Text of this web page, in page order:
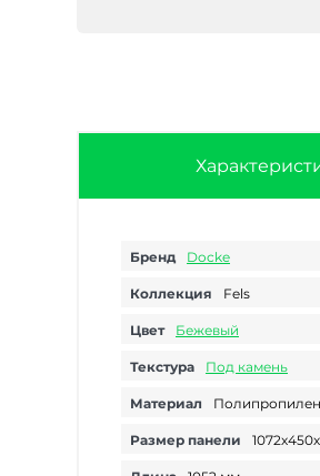
Бренд Docke
Коллекция Fels
Цвет Бежевый
Текстура Под камень
Материал Полипропилен
Размер панели